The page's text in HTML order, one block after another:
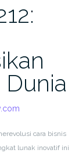
cara bisnis
lunak inovatif ini